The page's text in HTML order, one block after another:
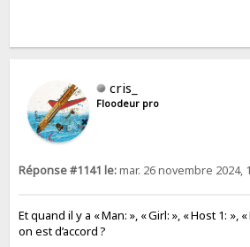
cris_
Floodeur pro
Réponse #1141 le:mar. 26 novembre 2024,
Et quand il y a « Man: », « Girl: », « Host 1: »,
on est d’accord ?